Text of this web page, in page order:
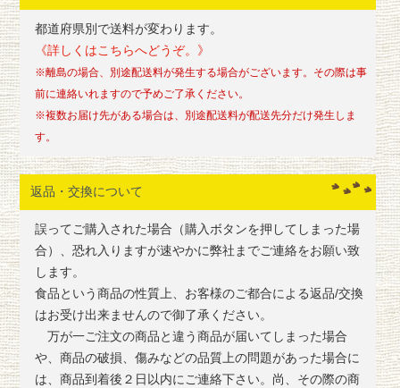
都道府県別で送料が変わります。
《詳しくはこちらへどうぞ。》
※離島の場合、別途配送料が発生する場合がございます。その際は事
前に連絡いれますので予めご了承ください。
※複数お届け先がある場合は、別途配送料が配送先分だけ発生しま
す。
返品・交換について
誤ってご購入された場合（購入ボタンを押してしまった場
合）、恐れ入りますが速やかに弊社までご連絡をお願い致
します。
食品という商品の性質上、お客様のご都合による返品/交換
はお受け出来ませんので御了承ください。
万が一ご注文の商品と違う商品が届いてしまった場合
や、商品の破損、傷みなどの品質上の問題があった場合に
は、商品到着後２日以内にご連絡下さい。尚、その際の商